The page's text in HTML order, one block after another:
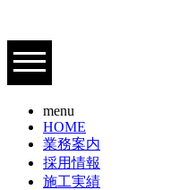
menu
HOME
業務案内
採用情報
施工実績